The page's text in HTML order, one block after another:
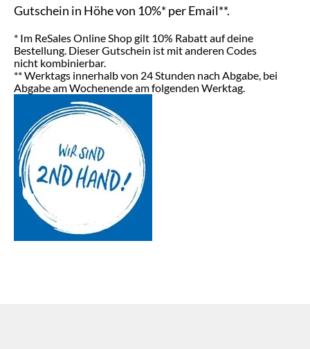
Gutschein in Höhe von 10%* per Email**.
* Im ReSales Online Shop gilt 10% Rabatt auf deine
Bestellung. Dieser Gutschein ist mit anderen Codes
nicht kombinierbar.
** Werktags innerhalb von 24 Stunden nach Abgabe, bei
Abgabe am Wochenende am folgenden Werktag.